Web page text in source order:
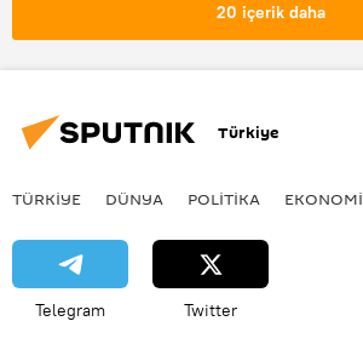
Hillary Clinton
Donald Trump
Chelsea Manning
Caitlyn Jenner
20 içerik daha
Türkiye
TÜRKIYE DÜNYA POLİTİKA EKONOMİ
Telegram Twitter